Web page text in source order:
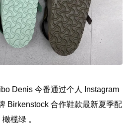
Denis 今番通过个人 Instagram
Birkenstock 合作鞋款最新夏季配
榄绿 。